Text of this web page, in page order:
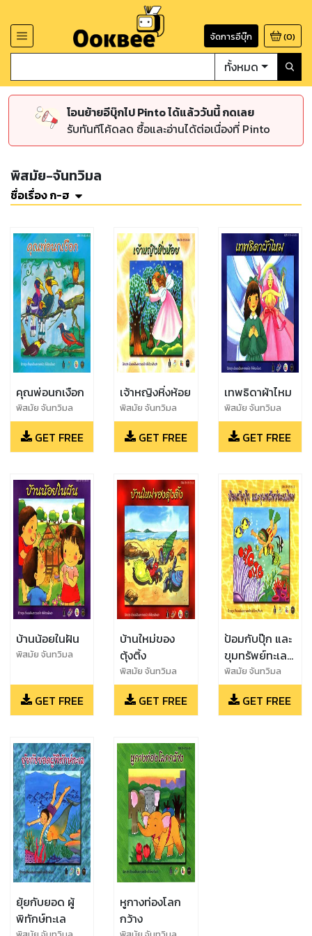
จัดการอีบุ๊ก (0)
ทั้งหมด
โอนย้ายอีบุ๊กไป Pinto ได้แล้ววันนี้ กดเลย
รับทันทีโค้ดลด ซื้อและอ่านได้ต่อเนื่องที่ Pinto
พิสมัย-จันทวิมล
ชื่อเรื่อง ก-ฮ
คุณพ่อนกเงือก
พิสมัย จันทวิมล
GET FREE
เจ้าหญิงหิ่งห้อย
พิสมัย จันทวิมล
GET FREE
เทพธิดาผ้าไหม
พิสมัย จันทวิมล
GET FREE
บ้านน้อยในฝัน
พิสมัย จันทวิมล
GET FREE
บ้านใหม่ของ
ตุ้งติ้ง
พิสมัย จันทวิมล
GET FREE
ป้อมกับปุ๊ก และ
ขุมทรัพย์ทะเล
ไทย
พิสมัย จันทวิมล
GET FREE
ยุ้ยกับยอด ผู้
พิทักษ์ทะเล
หูกางท่องโลก
กว้าง